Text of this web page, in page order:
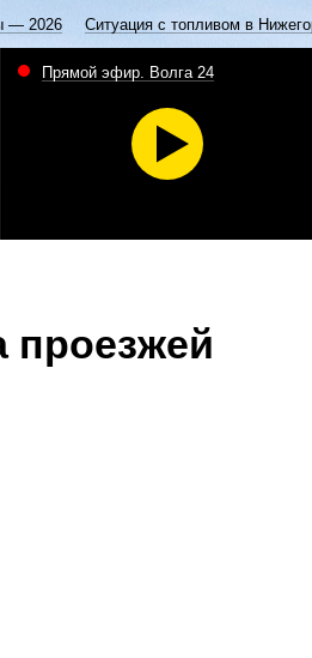
— 2026 Ситуация с топливом в
Прямой эфир. Волга 24
проезжей